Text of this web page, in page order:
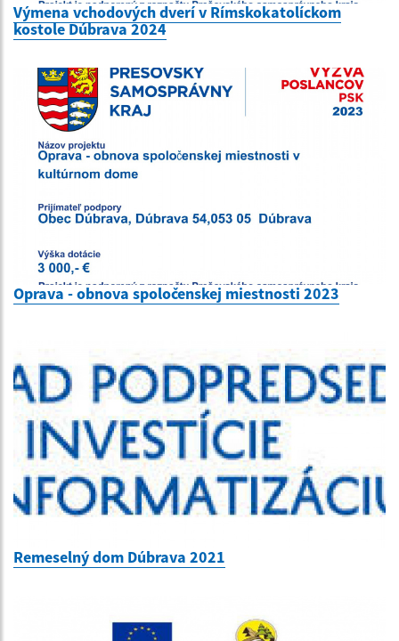
Výmena vchodových dverí v Rímskokatolíckom
kostole Dúbrava 2024
Oprava - obnova spoločenskej miestnosti 2023
Remeselný dom Dúbrava 2021